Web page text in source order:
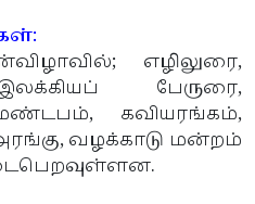
எழிலுரை,
பேருரை,
கவியரங்கம்,
வழக்காடு மன்றம்